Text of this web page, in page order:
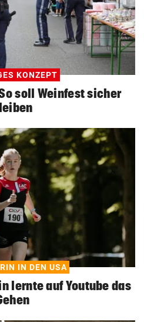
KONZEPT
soll Weinfest sicher
IN DEN USA
lernte auf Youtube das